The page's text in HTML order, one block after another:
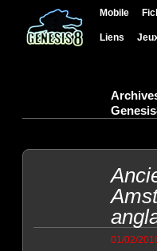
Mobile
Liens
01/02/